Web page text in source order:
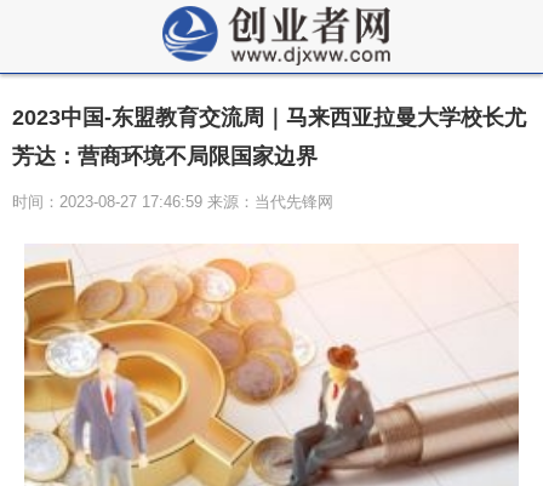
2023中国-东盟教育交流周｜马来西亚拉曼大学校长尤
芳达：营商环境不局限国家边界
时间：2023-08-27 17:46:59 来源：当代先锋网